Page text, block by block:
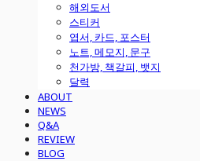
해외도서
스티커
엽서, 카드, 포스터
노트, 메모지, 문구
천가방, 책갈피, 뱃지
달력
ABOUT
NEWS
Q&A
REVIEW
BLOG